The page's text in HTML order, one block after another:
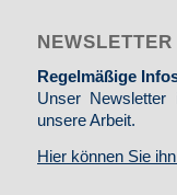
NEWSLETTER
Regelmäßige
Unser
unsere Arbeit.
Hier können Sie